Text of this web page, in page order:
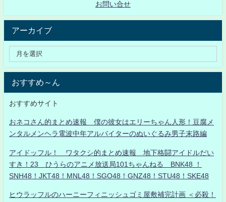
お問い合せ
アーカイブ
おすすめ～ん
おすすめサイト
おネコさん的まとめ速報 僕の彼女はエリーちゃん人形！豆腐メ
ンタルメンヘラ電波中年アルバイターのぬいぐるみ男子末路編
アイドッフル！ ワタクシ的まとめ速報 地下格闘アイドルだい
すき！23 ひうらのアニメ放送局101ちゃんねる BNK48 ！
SNH48！JKT48！MNL48！SGO48！GNZ48！STU48！SKE48
ヒウラッフルのハーニーフィニッシュゴミ屋敷補完計画 ＜必殺！